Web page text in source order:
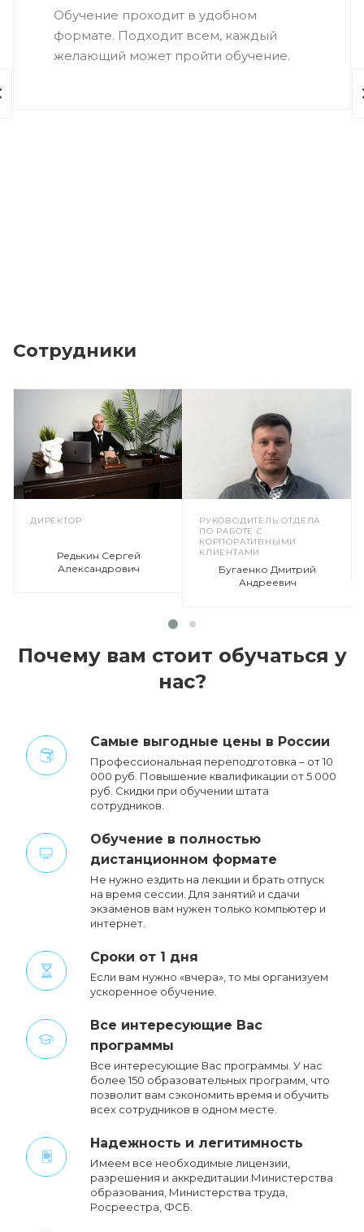
Обучение проходит в удобном
формате. Подходит всем, каждый
желающий может пройти обучение.
Сотрудники
ДИРЕКТОР
Редькин Сергей
Александрович
РУКОВОДИТЕЛЬ ОТДЕЛА
ПО РАБОТЕ С
КОРПОРАТИВНЫМИ
КЛИЕНТАМИ
Бугаенко Дмитрий
Андреевич
Почему вам стоит обучаться у
нас?
Cамые выгодные цены в России
Профессиональная переподготовка – от 10
000 руб. Повышение квалификации от 5 000
руб. Cкидки при обучении штата
сотрудников.
Обучение в полностью
дистанционном формате
Не нужно ездить на лекции и брать отпуск
на время сессии. Для занятий и сдачи
экзаменов вам нужен только компьютер и
интернет.
Сроки от 1 дня
Если вам нужно «вчера», то мы организуем
ускоренное обучение.
Все интересующие Вас
программы
Все интересующие Вас программы. У нас
более 150 образовательных программ, что
позволит вам сэкономить время и обучить
всех сотрудников в одном месте.
Надежность и легитимность
Имеем все необходимые лицензии,
разрешения и аккредитации Министерства
образования, Министерства труда,
Росреестра, ФСБ.